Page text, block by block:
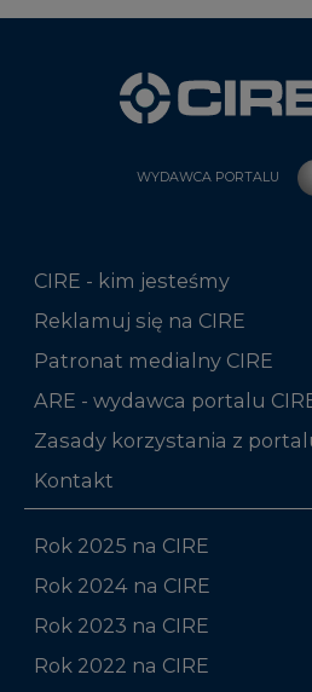
WYDAWCA PORTALU
CIRE - kim jesteśmy
Reklamuj się na CIRE
Patronat medialny CIRE
ARE - wydawca portalu
Zasady korzystania z
Kontakt
Rok 2025 na CIRE
Rok 2024 na CIRE
Rok 2023 na CIRE
Rok 2022 na CIRE